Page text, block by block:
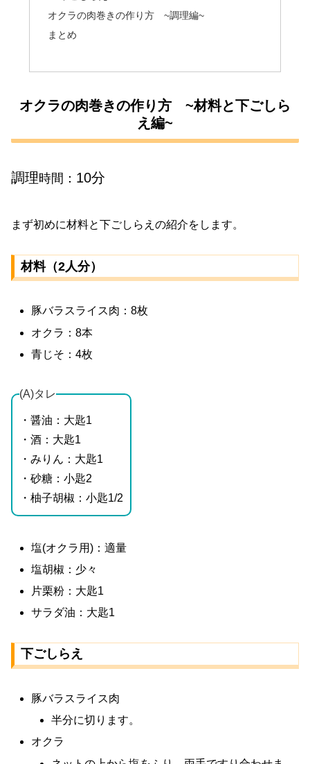
オクラの肉巻きの作り方 ~調理編~
まとめ
オクラの肉巻きの作り方 ~材料と下ごしら
え編~
調理時間： 10分
まず初めに材料と下ごしらえの紹介をします。
材料（2人分）
豚バラスライス肉：8枚
オクラ：8本
青じそ：4枚
(A)タレ
・醤油：大匙1
・酒：大匙1
・みりん：大匙1
・砂糖：小匙2
・柚子胡椒：小匙1/2
塩(オクラ用)：適量
塩胡椒：少々
片栗粉：大匙1
サラダ油：大匙1
下ごしらえ
豚バラスライス肉
半分に切ります。
オクラ